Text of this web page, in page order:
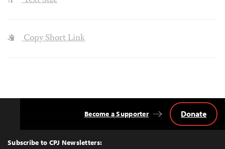
Copy Short Link
Top
Subscribe to CPJ Newsletters:
Become a Supporter Donate